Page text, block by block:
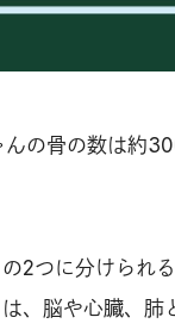
の骨の数は約
2つに分けられ
、脳や心臓、